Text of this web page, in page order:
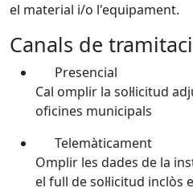
el material i/o l'equipament.
Canals de
Presencial
Cal omplir la sol·licitud
oficines municipals
Telemàticament
Omplir les dades de la
el full de sol·licitud inclòs